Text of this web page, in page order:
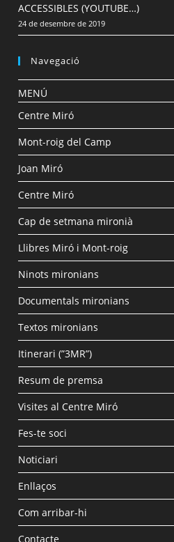
ACCESSIBLES (YOUTUBE…)
24 de desembre de 2019
Navegació
MENÚ
Centre Miró
Mont-roig del Camp
Joan Miró
Centre Miró
Cap de setmana mironià
Llibres Miró i Mont-roig
Ninots mironians
Documentals mironians
Textos mironians
Itinerari (”3MR”)
Resum de premsa
Visites al Centre Miró
Fes-te soci
Noticiari
Enllaços
Com arribar-hi
Contacte